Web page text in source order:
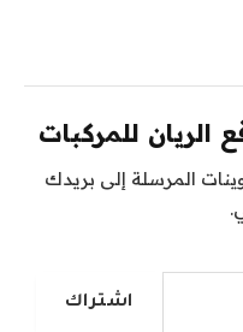
الريان للمركبات
المرسلة إلى بريدك
اشتراك